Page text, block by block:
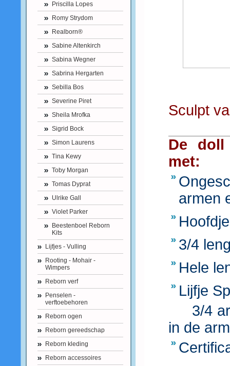
Priscilla Lopes
Romy Strydom
Realborn®
Sabine Altenkirch
Sabina Wegner
Sabrina Hergarten
Sebilla Bos
Severine Piret
Sheila Mrofka
Sigrid Bock
Simon Laurens
Tina Kewy
Toby Morgan
Tomas Dyprat
Ulrike Gall
Violet Parker
Beestenboel Reborn
Kits
Lijfjes - Vulling
Rooting - Mohair -
Wimpers
Reborn verf
Penselen -
verftoebehoren
Reborn ogen
Reborn gereedschap
Reborn kleding
Reborn accessoires
Sculpt
De doll
met:
armen
3/4
Hele
Lijfje
3/4
in de